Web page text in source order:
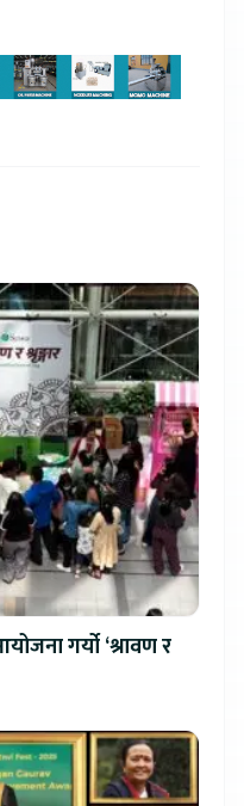
गर्यो ‘श्रावण र